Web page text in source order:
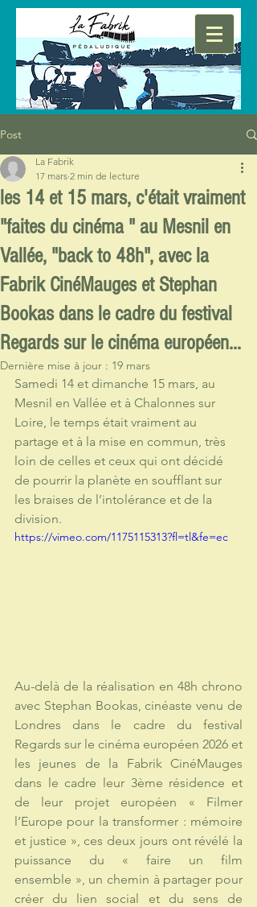
Post
les 14 et 15 mars, c'était vraiment
"faites du cinéma " au Mesnil en
Vallée, "back to 48h", avec la
Fabrik CinéMauges et Stephan
Bookas dans le cadre du festival
Regards sur le cinéma européen...
La Fabrik
17 mars 2 min de lecture
Dernière mise à jour : 19 mars
Samedi 14 et dimanche 15 mars, au
Mesnil en Vallée et à Chalonnes sur
Loire, le temps était vraiment au
partage et à la mise en commun, très
loin de celles et ceux qui ont décidé
de pourrir la planète en soufflant sur
les braises de l’intolérance et de la
division.
https://vimeo.com/1175115313?fl=tl&fe=ec
Au-delà de la réalisation en 48h chrono
avec Stephan Bookas, cinéaste venu de
Londres dans le cadre du festival
Regards sur le cinéma européen 2026 et
les jeunes de la Fabrik CinéMauges
dans le cadre leur 3ème résidence et
de leur projet européen « Filmer
l’Europe pour la transformer : mémoire
et justice », ces deux jours ont révélé la
puissance du « faire un film
ensemble », un chemin à partager pour
créer du lien social et du sens de